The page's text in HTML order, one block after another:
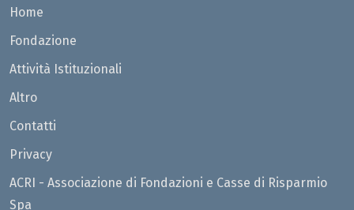
Home
Fondazione
Attività Istituzionali
Altro
Contatti
Privacy
ACRI - Associazione di Fondazioni e Casse di Risparmio
Spa